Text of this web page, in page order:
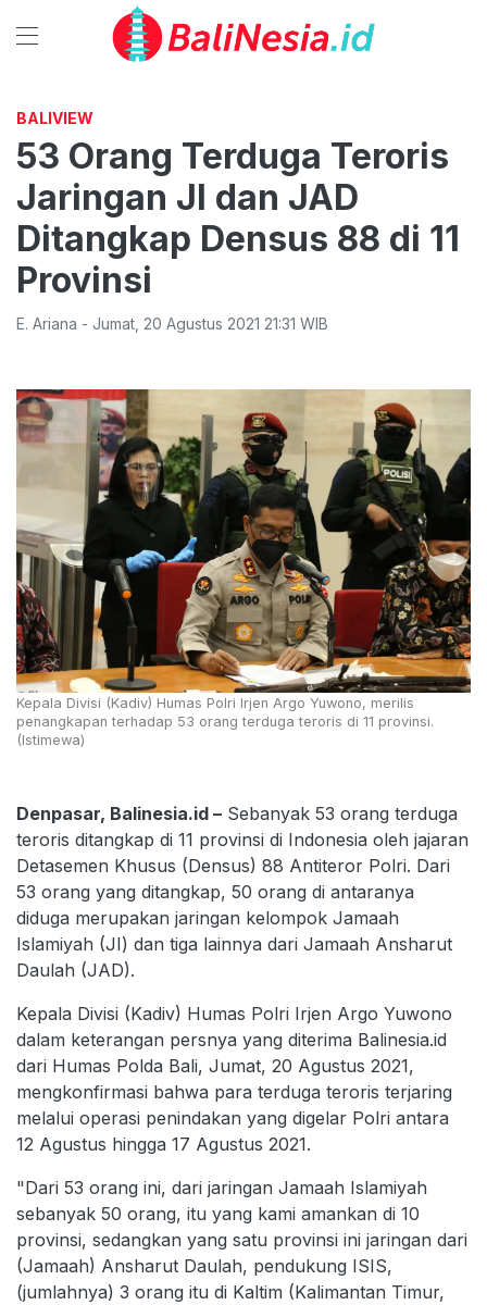
BALIVIEW
53 Orang Terduga Teroris
Jaringan JI dan JAD
Ditangkap Densus 88 di 11
Provinsi
E. Ariana - Jumat 20 Agustus 2021 21:31 WIB
Kepala Divisi (Kadiv) Humas Polri Irjen Argo Yuwono, merilis
penangkapan terhadap 53 orang terduga teroris di 11 provinsi.
(Istimewa)
Denpasar, Balinesia.id – Sebanyak 53 orang terduga
teroris ditangkap di 11 provinsi di Indonesia oleh jajaran
Detasemen Khusus (Densus) 88 Antiteror Polri. Dari
53 orang yang ditangkap, 50 orang di antaranya
diduga merupakan jaringan kelompok Jamaah
Islamiyah (JI) dan tiga lainnya dari Jamaah Ansharut
Daulah (JAD).
Kepala Divisi (Kadiv) Humas Polri Irjen Argo Yuwono
dalam keterangan persnya yang diterima Balinesia.id
dari Humas Polda Bali, Jumat, 20 Agustus 2021,
mengkonfirmasi bahwa para terduga teroris terjaring
melalui operasi penindakan yang digelar Polri antara
12 Agustus hingga 17 Agustus 2021.
"Dari 53 orang ini, dari jaringan Jamaah Islamiyah
sebanyak 50 orang, itu yang kami amankan di 10
provinsi, sedangkan yang satu provinsi ini jaringan dari
(Jamaah) Ansharut Daulah, pendukung ISIS,
(jumlahnya) 3 orang itu di Kaltim (Kalimantan Timur,